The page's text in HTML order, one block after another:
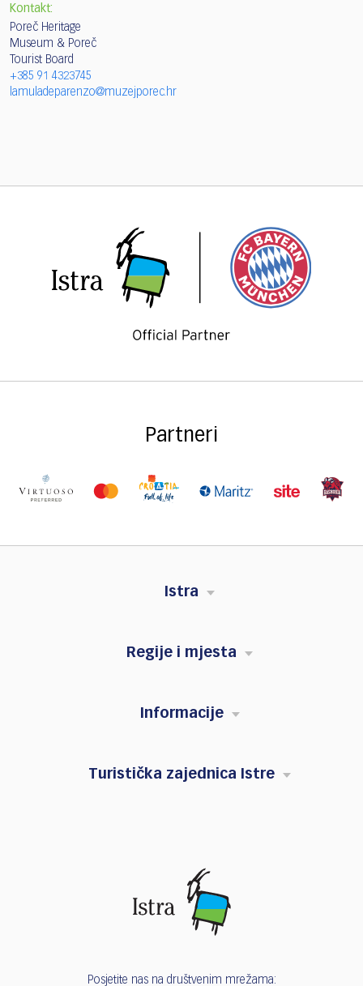
Kontakt:
Poreč Heritage
Museum & Poreč
Tourist Board
+385 91 4323745
lamuladeparenzo@muzejporec.hr
Partneri
Istra
Regije i mjesta
Informacije
Turistička zajednica Istre
Posjetite nas na društvenim mrežama: